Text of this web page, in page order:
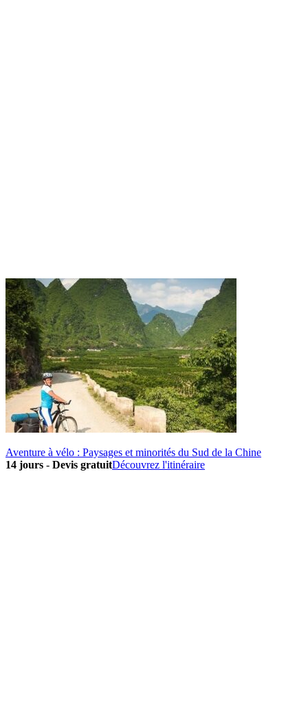
Aventure à vélo : Paysages et minorités du Sud de la Chine
14 jours - Devis gratuitDécouvrez l'itinéraire